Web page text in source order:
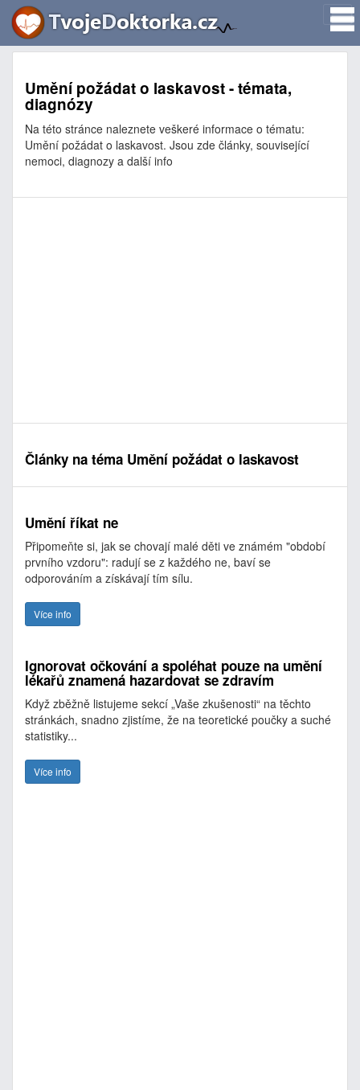
Umění požádat o laskavost - témata,
diagnózy
Na této stránce naleznete veškeré informace o tématu:
Umění požádat o laskavost. Jsou zde články, související
nemoci, diagnozy a další info
Články na téma Umění požádat o laskavost
Umění říkat ne
Připomeňte si, jak se chovají malé děti ve známém "období
prvního vzdoru": radují se z každého ne, baví se
odporováním a získávají tím sílu.
Více info
Ignorovat očkování a spoléhat pouze na umění
lékařů znamená hazardovat se zdravím
Když zběžně listujeme sekcí „Vaše zkušenosti“ na těchto
stránkách, snadno zjistíme, že na teoretické poučky a suché
statistiky...
Více info